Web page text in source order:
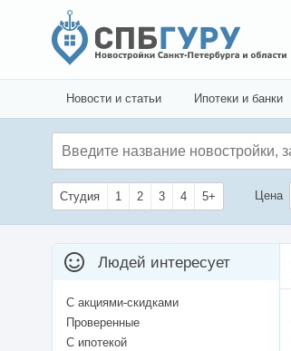
Новости и статьи Ипотеки и банки
Студия 1 2 3 4 5+ Цена
Людей интересует
С акциями-скидками
Проверенные
С ипотекой